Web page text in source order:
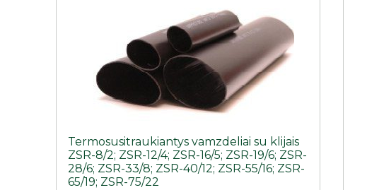
Termosusitraukiantys vamzdeliai su klijais
ZSR-8/2; ZSR-12/4; ZSR-16/5; ZSR-19/6; ZSR-
28/6; ZSR-33/8; ZSR-40/12; ZSR-55/16; ZSR-
65/19; ZSR-75/22